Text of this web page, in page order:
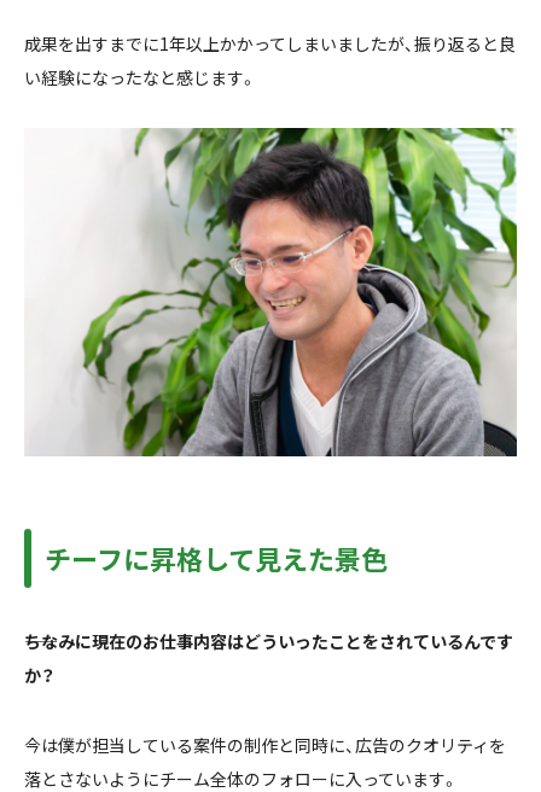
成果を出すまでに1年以上かかってしまいましたが、振り返ると良
い経験になったなと感じます。
チーフに昇格して見えた景色
――ちなみに現在のお仕事内容はどういったことをされているんです
か？
今は僕が担当している案件の制作と同時に、広告のクオリティを
落とさないようにチーム全体のフォローに入っています。